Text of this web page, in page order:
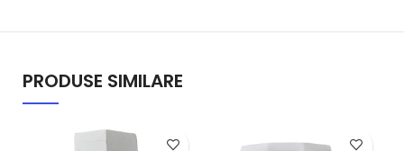
PRODUSE SIMILARE